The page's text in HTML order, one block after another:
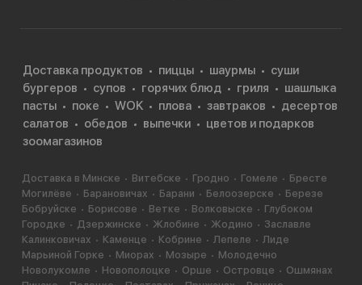
Доставка продуктов пиццы шаурмы
суши
бургеров
супов горячих блюд гриля
шашлыка
пасты
поке WOK плова завтраков
десертов
салатов
обедов выпечки
цветов и подарков
зоомагазинов
Доставка в Минске Витебске Гродно Гомеле
Бресте
Могилёве
Барановичах Барани Белоозерске
Березе
Бобруйске
Борисове Ветке Волковыске
Глубоком
Городке
Дзержинске Жлобине Жодино
Заславле
Калинковичах
Каменце Кобрине Лепеле
Лиде
Марьиной Горке
Миорах Мозыре
Молодечно
Новолукомле
Новополоцке Орше Островце
Ошмянах